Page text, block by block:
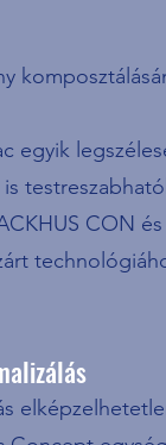
egyik
CON